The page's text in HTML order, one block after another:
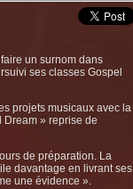
un surnom dans
ses classes Gospel
projets musicaux avec la
Dream » reprise de
de préparation. La
davantage en livrant ses
une évidence ».